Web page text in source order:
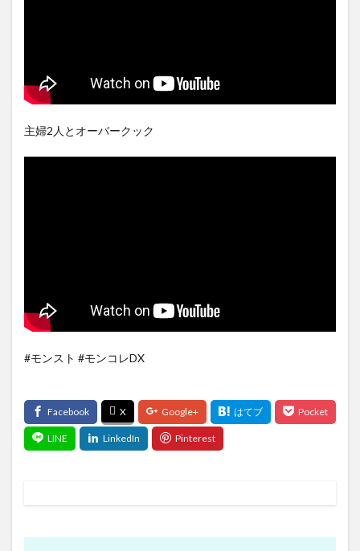
主婦2人とオーバークック
#モンスト #モンコレDX